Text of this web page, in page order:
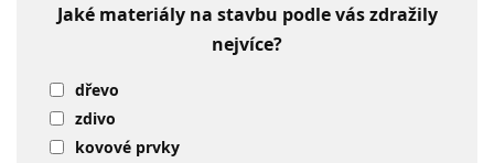
Jaké materiály na stavbu podle vás zdražily
nejvíce?
dřevo
zdivo
kovové prvky